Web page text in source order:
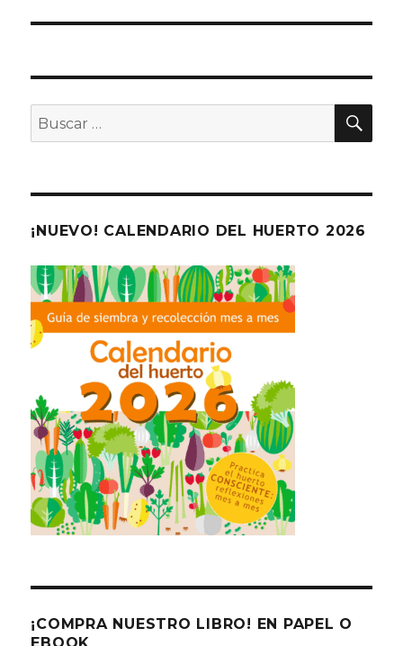
Buscar
por:
¡NUEVO! CALENDARIO DEL HUERTO 2026
¡COMPRA NUESTRO LIBRO! EN PAPEL O